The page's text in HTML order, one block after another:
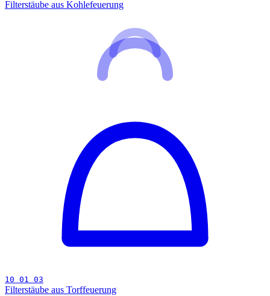
Filterstäube aus Kohlefeuerung
10 01 03
Filterstäube aus Torffeuerung